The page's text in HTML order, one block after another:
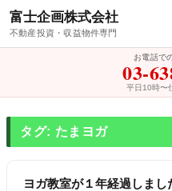
富士企画株式会社
不動産投資・収益物件専門
お電話で
03-
平日10時〜
タグ: たまヨガ
ヨガ教室が１年経過しま